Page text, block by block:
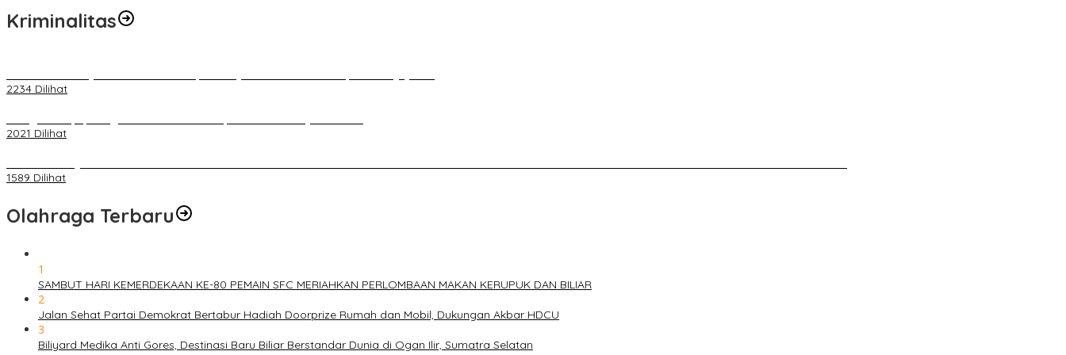
Kriminalitas
2234 Dilihat
2021 Dilihat
1589 Dilihat
Olahraga Terbaru
1
SAMBUT HARI KEMERDEKAAN KE-80 PEMAIN SFC MERIAHKAN PERLOMBAAN MAKAN KERUPUK DAN BILIAR
2
Jalan Sehat Partai Demokrat Bertabur Hadiah Doorprize Rumah dan Mobil, Dukungan Akbar HDCU
3
Biliyard Medika Anti Gores, Destinasi Baru Biliar Berstandar Dunia di Ogan Ilir, Sumatra Selatan